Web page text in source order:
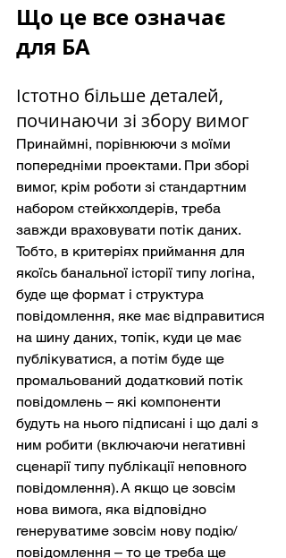
Що це все означає
для БА
Істотно більше деталей,
починаючи зі збору вимог
Принаймні, порівнюючи з моїми
попередніми проектами. При зборі
вимог, крім роботи зі стандартним
набором стейкхолдерів, треба
завжди враховувати потік даних.
Тобто, в критеріях приймання для
якоїсь банальної історії типу логіна,
буде ще формат і структура
повідомлення, яке має відправитися
на шину даних, топік, куди це має
публікуватися, а потім буде ще
промальований додатковий потік
повідомлень – які компоненти
будуть на нього підписані і що далі з
ним робити (включаючи негативні
сценарії типу публікації неповного
повідомлення). А якщо це зовсім
нова вимога, яка відповідно
генеруватиме зовсім нову подію/
повідомлення – то це треба ще